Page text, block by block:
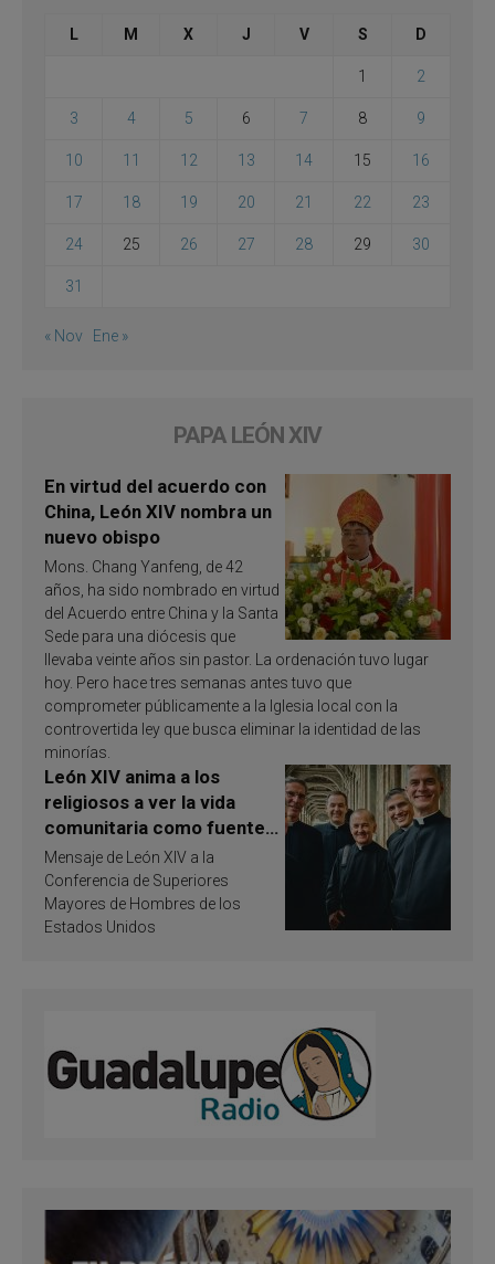
L M X J V S D
1 2
3 4 5 6 7 8 9
10 11 12 13 14 15 16
17 18 19 20 21 22 23
24 25 26 27 28 29 30
31
« Nov Ene »
PAPA LEÓN XIV
En virtud del acuerdo con
China, León XIV nombra un
nuevo obispo
Mons. Chang Yanfeng, de 42
años, ha sido nombrado en virtud
del Acuerdo entre China y la Santa
Sede para una diócesis que
llevaba veinte años sin pastor. La ordenación tuvo lugar
hoy. Pero hace tres semanas antes tuvo que
comprometer públicamente a la Iglesia local con la
controvertida ley que busca eliminar la identidad de las
minorías.
León XIV anima a los
religiosos a ver la vida
comunitaria como fuente
de inspiración y
santificación
Mensaje de León XIV a la
Conferencia de Superiores
Mayores de Hombres de los
Estados Unidos